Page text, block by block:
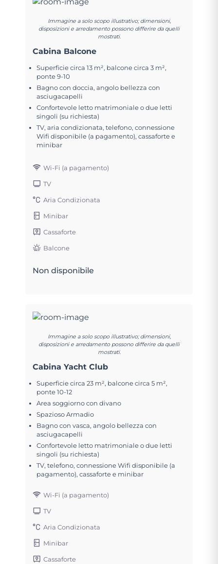
Immagine a solo scopo illustrativo; dimensioni,
disposizioni e arredamento possono differire da quelli
mostrati.
Cabina Balcone
Superficie circa 13 m², balcone circa 3 m²,
ponte 9-10
Bagno con doccia, angolo bellezza con
asciugacapelli
Confortevole letto matrimoniale o due letti
singoli (su richiesta)
TV, aria condizionata, telefono, connessione
Wifi disponibile (a pagamento), cassaforte e
minibar
Wi-Fi (a pagamento)
TV
Aria Condizionata
Minibar
Cassaforte
Balcone
Non disponibile
Immagine a solo scopo illustrativo; dimensioni,
disposizioni e arredamento possono differire da quelli
mostrati.
Cabina Yacht Club
Superficie circa 23 m², balcone circa 5 m²,
ponte 10-12
Area soggiorno con divano
Spazioso Armadio
Bagno con vasca, angolo bellezza con
asciugacapelli
Confortevole letto matrimoniale o due letti
singoli (su richiesta)
TV, telefono, connessione Wifi disponibile (a
pagamento), cassaforte e minibar
Wi-Fi (a pagamento)
TV
Aria Condizionata
Minibar
Cassaforte